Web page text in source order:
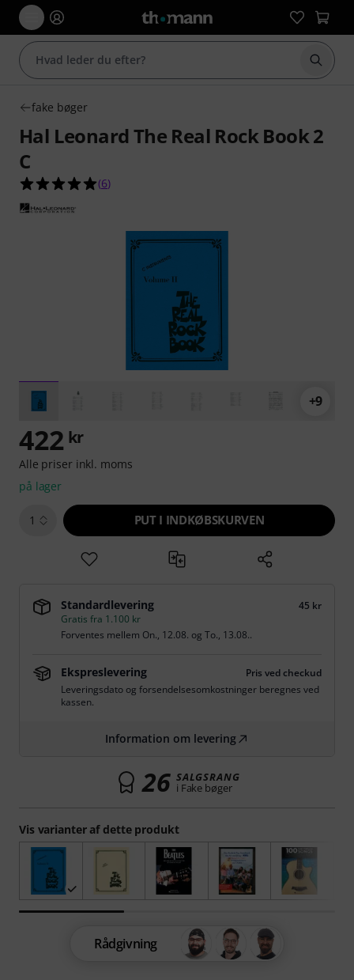
Start
fake bøger
Hal Leonard The Real Rock Book 2
C
5.0 ud af 5 stjerner fra 6 kundebedømmelser
(6)
+9
Vis varianter af dette produkt
422 kr
Alle priser inkl. moms
på lager
1 PUT I INDKØBSKURVEN
Standardlevering
45 kr
Gratis fra 1.100 kr
Forventes mellem On., 12.08. og To., 13.08..
Ekspreslevering
Pris ved checkud
Leveringsdato og forsendelsesomkostninger beregnes ved
kassen.
Information om levering
26 SALGSRANG
i Fake bøger
Rådgivning